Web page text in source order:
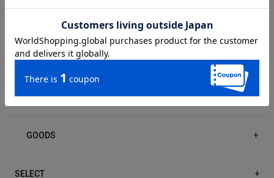
DRESS/ONE-PIECE
ACCESSORIES +
GOODS +
SELECT +